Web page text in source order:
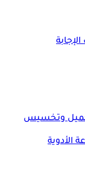
وتخسيس
الأدوية